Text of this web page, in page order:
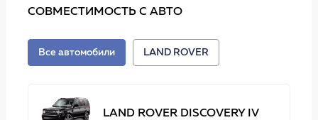
СОВМЕСТИМОСТЬ С АВТО
Все автомобили LAND ROVER
LAND ROVER DISCOVERY IV